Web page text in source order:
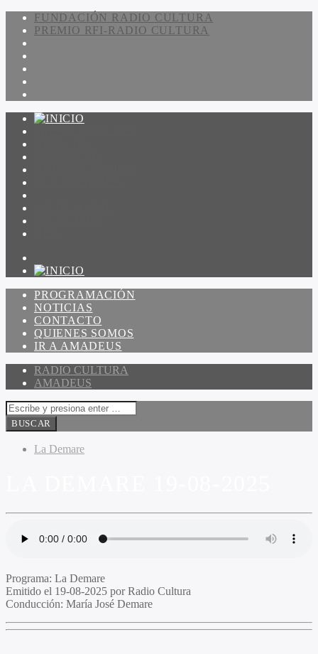
FUNDACIÓN RADIO CULTURA
PREMIO RFI-RADIO CULTURA
PROGRAMACIÓN
NOTICIAS
CONTACTO
QUIENES SOMOS
IR A AMADEUS
RADIO CULTURA
AMADEUS
La Demare
Programa: La Demare
Emitido el 19-08-2025 por Radio Cultura
Conducción: María José Demare